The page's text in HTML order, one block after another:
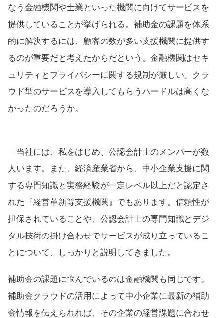
なう金融機関や士業といった機関に向けてサービスを
提供していることが挙げられる。補助金の課題を体系
的に解決するには、顧客の数が多い支援機関に提供す
るのが重要だと考えたからだという。金融機関はセキ
ュリティとプライバシーに関する規制が厳しい。クラ
ウド型のサービスを導入してもらうハードルは高くな
かったのだろうか。
「当社には、私をはじめ、公認会計士のメンバーが数
人います。また、経済産業省から、中小企業支援に関
する専門知識と実務経験が一定レベル以上だと認定さ
れた『経営革新等支援機関』でもあります。信頼性が
担保されていることや、公認会計士の専門知識とデジ
タル技術の掛け合わせでサービスが成り立っているこ
とについて、しっかりと説明してきました。
補助金の課題に悩んでいるのは金融機関も同じです。
補助金クラウドの活用によって中小企業に最新の補助
金情報を伝えられれば、その企業の経営課題に合わせ